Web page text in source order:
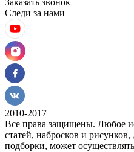
Заказать звонок
Следи за нами
2010-2017
Все права защищены. Любое
статей, набросков и
подборки, может